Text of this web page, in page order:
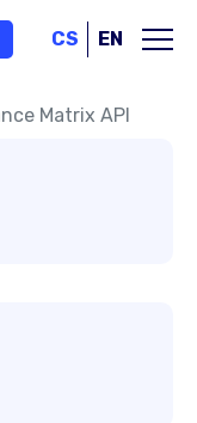
CS EN
Matrix API